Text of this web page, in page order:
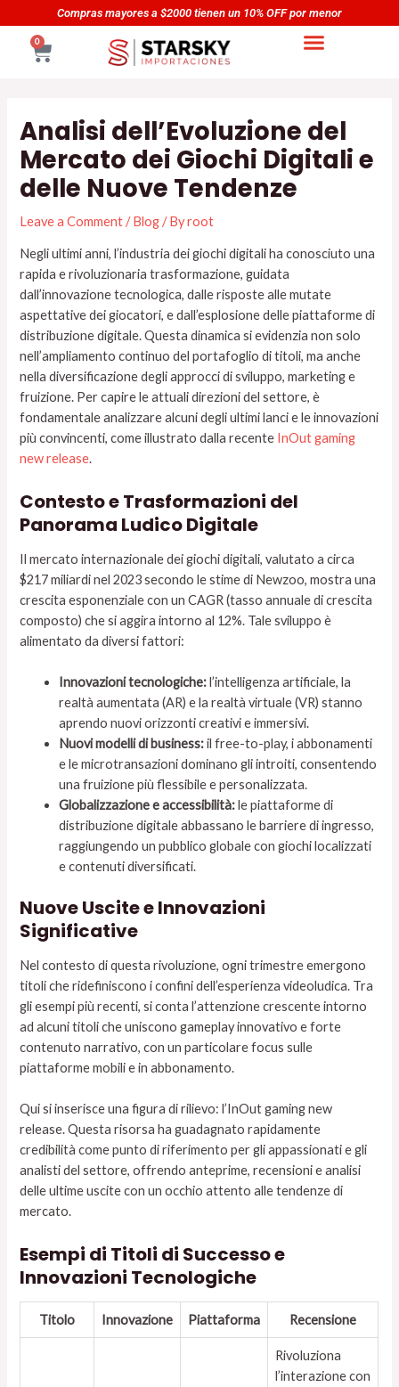
to
content
Compras mayores a $2000 tienen un 10% OFF por menor
0
CART
Analisi dell’Evoluzione del
Mercato dei Giochi Digitali e
delle Nuove Tendenze
Leave a Comment /Blog/ Byroot
Negli ultimi anni, l’industria dei giochi digitali ha conosciuto una
rapida e rivoluzionaria trasformazione, guidata
dall’innovazione tecnologica, dalle risposte alle mutate
aspettative dei giocatori, e dall’esplosione delle piattaforme di
distribuzione digitale. Questa dinamica si evidenzia non solo
nell’ampliamento continuo del portafoglio di titoli, ma anche
nella diversificazione degli approcci di sviluppo, marketing e
fruizione. Per capire le attuali direzioni del settore, è
fondamentale analizzare alcuni degli ultimi lanci e le innovazioni
più convincenti, come illustrato dalla recente InOut gaming
new release.
Contesto e Trasformazioni del
Panorama Ludico Digitale
Il mercato internazionale dei giochi digitali, valutato a circa
$217 miliardinel 2023 secondo le stime di Newzoo, mostra una
crescita esponenziale con un CAGR (tasso annuale di crescita
composto) che si aggira intorno al 12%. Tale sviluppo è
alimentato da diversi fattori:
Innovazioni tecnologiche:l’intelligenza artificiale, la
realtà aumentata (AR) e la realtà virtuale (VR) stanno
aprendo nuovi orizzonti creativi e immersivi.
Nuovi modelli di business:il free-to-play, i abbonamenti
e le microtransazioni dominano gli introiti, consentendo
una fruizione più flessibile e personalizzata.
Globalizzazione e accessibilità:le piattaforme di
distribuzione digitale abbassano le barriere di ingresso,
raggiungendo un pubblico globale con giochi localizzati
e contenuti diversificati.
Nuove Uscite e Innovazioni
Significative
Nel contesto di questa rivoluzione, ogni trimestre emergono
titoli che ridefiniscono i confini dell’esperienza videoludica. Tra
gli esempi più recenti, si conta l’attenzione crescente intorno
ad alcuni titoli che uniscono gameplay innovativo e forte
contenuto narrativo, con un particolare focus sulle
piattaforme mobili e in abbonamento.
Qui si inserisce una figura di rilievo: l’InOut gaming new
release. Questa risorsa ha guadagnato rapidamente
credibilità come punto di riferimento per gli appassionati e gli
analisti del settore, offrendo anteprime, recensioni e analisi
delle ultime uscite con un occhio attento alle tendenze di
mercato.
Esempi di Titoli di Successo e
Innovazioni Tecnologiche
Titolo Innovazione Piattaforma Recensione
Rivoluziona
l’interazione con
Navegación
de
entradas